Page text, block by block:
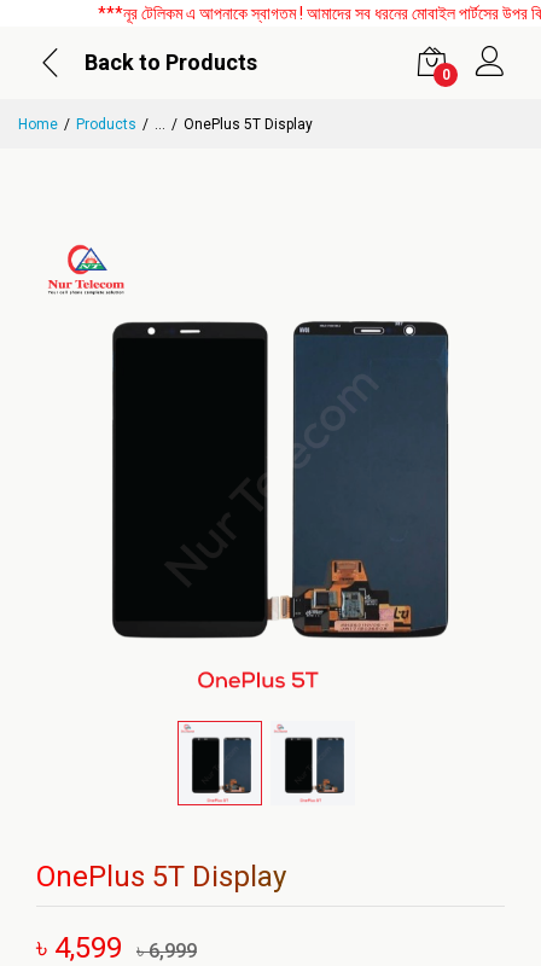
***নূর টেলিকম এ আপনাকে স্বাগতম ! আমাদের সব ধরনের মোবাইল পার্টসের উপর
Back to Products
0
Home Products ... OnePlus 5T Display
OnePlus 5T Display
৳ 4,599 ৳ 6,999